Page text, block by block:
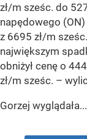
zł/m sześc. do
napędowego
z 6695 zł/m
największym
obniżył cenę o
zł/m sześc. –
Gorzej wyglądała...